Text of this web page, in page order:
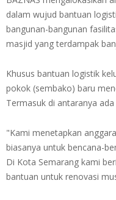
dalam wujud bantuan
bangunan-bangunan
masjid yang terdampak
Khusus bantuan logistik
pokok (sembako) baru
Termasuk di antaranya
"Kami menetapkan
biasanya untuk bencana-
Di Kota Semarang kami
bantuan untuk renovasi